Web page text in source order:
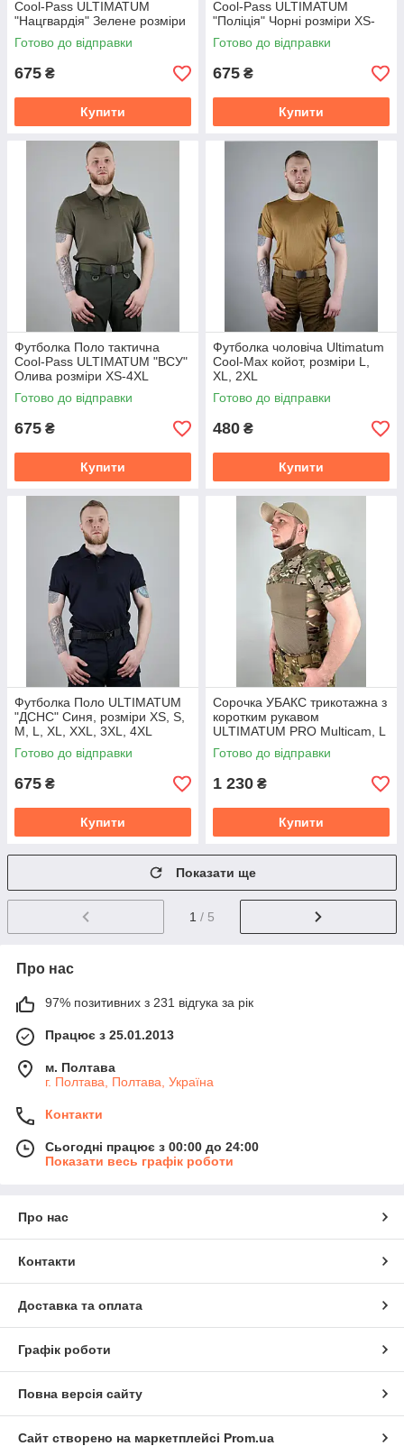
Cool-Pass ULTIMATUM
"Нацгвардія" Зелене розміри
XS-4XL
Готово до відправки
675 ₴
Купити
Cool-Pass ULTIMATUM
"Поліція" Чорні розміри XS-
4XL
Готово до відправки
675 ₴
Купити
Футболка Поло тактична
Cool-Pass ULTIMATUM "ВСУ"
Олива розміри XS-4XL
Готово до відправки
675 ₴
Купити
Футболка чоловіча Ultimatum
Cool-Max койот, розміри L,
XL, 2XL
Готово до відправки
480 ₴
Купити
Футболка Поло ULTIMATUM
"ДСНС" Синя, розміри XS, S,
M, L, XL, XXL, 3XL, 4XL
Готово до відправки
675 ₴
Купити
Сорочка УБАКС трикотажна з
коротким рукавом
ULTIMATUM PRO Multicam, L
XL 2XL 3XL
Готово до відправки
1 230 ₴
Купити
Показати ще
1 / 5
Про нас
97% позитивних з 231 відгука за рік
Працює з 25.01.2013
м. Полтава
г. Полтава, Полтава, Україна
Контакти
Сьогодні працює з 00:00 до 24:00
Показати весь графік роботи
Про нас
Контакти
Доставка та оплата
Графік роботи
Повна версія сайту
Сайт створено на маркетплейсі Prom.ua